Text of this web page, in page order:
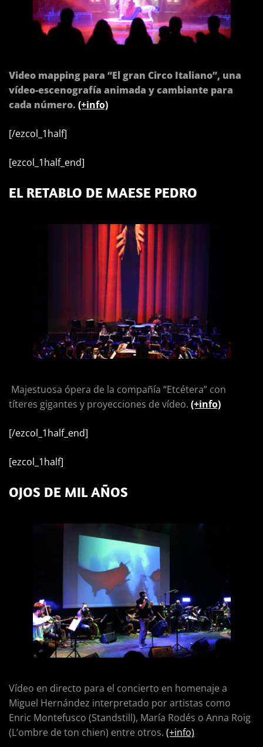
Video mapping para “El gran Circo Italiano”, una
vídeo-escenografía animada y cambiante para
cada número. (+info)
[/ezcol_1half]
[ezcol_1half_end]
EL RETABLO DE MAESE PEDRO
Majestuosa ópera de la compañía “Etcétera” con
títeres gigantes y proyecciones de vídeo. (+info)
[/ezcol_1half_end]
[ezcol_1half]
OJOS DE MIL AÑOS
Vídeo en directo para el concierto en homenaje a
Miguel Hernández interpretado por artistas como
Enric Montefusco (Standstill), María Rodés o Anna Roig
(L’ombre de ton chien) entre otros. (+info)